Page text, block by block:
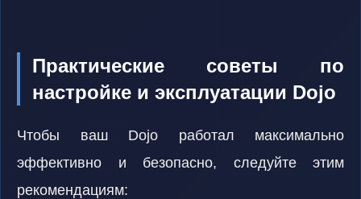
Практические советы по
настройке и эксплуатации Dojo
Чтобы ваш Dojo работал максимально
эффективно и безопасно, следуйте этим
рекомендациям: